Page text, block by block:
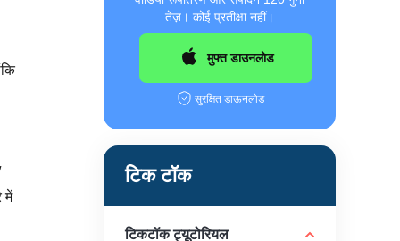
तेज़। कोई प्रतीक्षा नहीं।
मुफ्त डाउनलोड
सुरक्षित डाऊनलोड
टिक टॉक
टिकटॉक ट्यूटोरियल
में